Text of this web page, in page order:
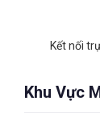
Kết nối
Khu Vực